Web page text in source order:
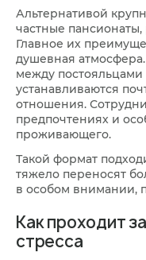
Альтернативой
частные пансионаты,
Главное их
душевная
между
устанавливаются
отношения.
предпочтениях и
проживающего.
Такой формат
тяжело переносят
в особом внимании,
Как проходит
стресса